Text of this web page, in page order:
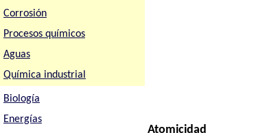
Corrosión
Procesos químicos
Aguas
Química industrial
Biología
Energías
Atomicidad